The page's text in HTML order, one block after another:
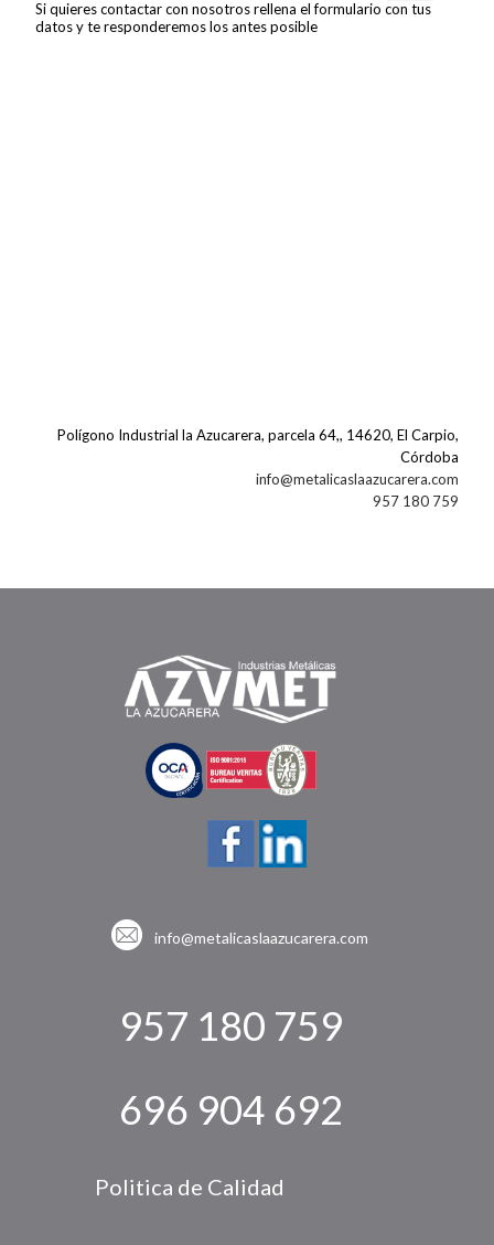
Si quieres contactar con nosotros rellena el formulario con tus
datos y te responderemos los antes posible
Polígono Industrial la Azucarera, parcela 64,, 14620, El Carpio,
Córdoba
info@metalicaslaazucarera.com
957 180 759
info@metalicaslaazucarera.com
957 180 759
696 904 692
Politica de Calidad